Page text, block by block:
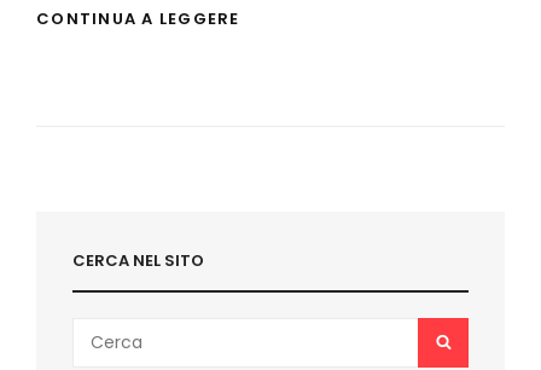
CONTINUA A LEGGERE
CERCA NEL SITO
for:
SEARCH